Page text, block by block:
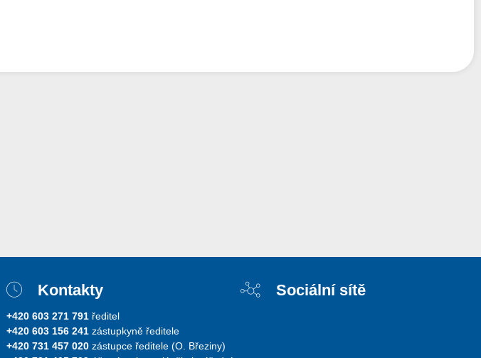
Kontakty
+420 603 271 791 ředitel
+420 603 156 241 zástupkyně ředitele
+420 731 457 020 zástupce ředitele (O. Březiny)
Sociální sítě